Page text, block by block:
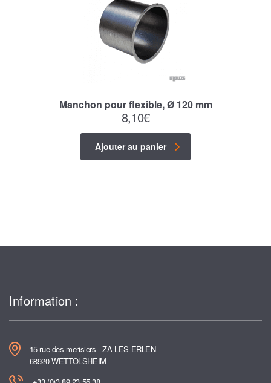
Manchon pour flexible, Ø 120 mm
8,10€
Ajouter au panier
Information :
15 rue des merisiers - ZA LES ERLEN
68920 WETTOLSHEIM